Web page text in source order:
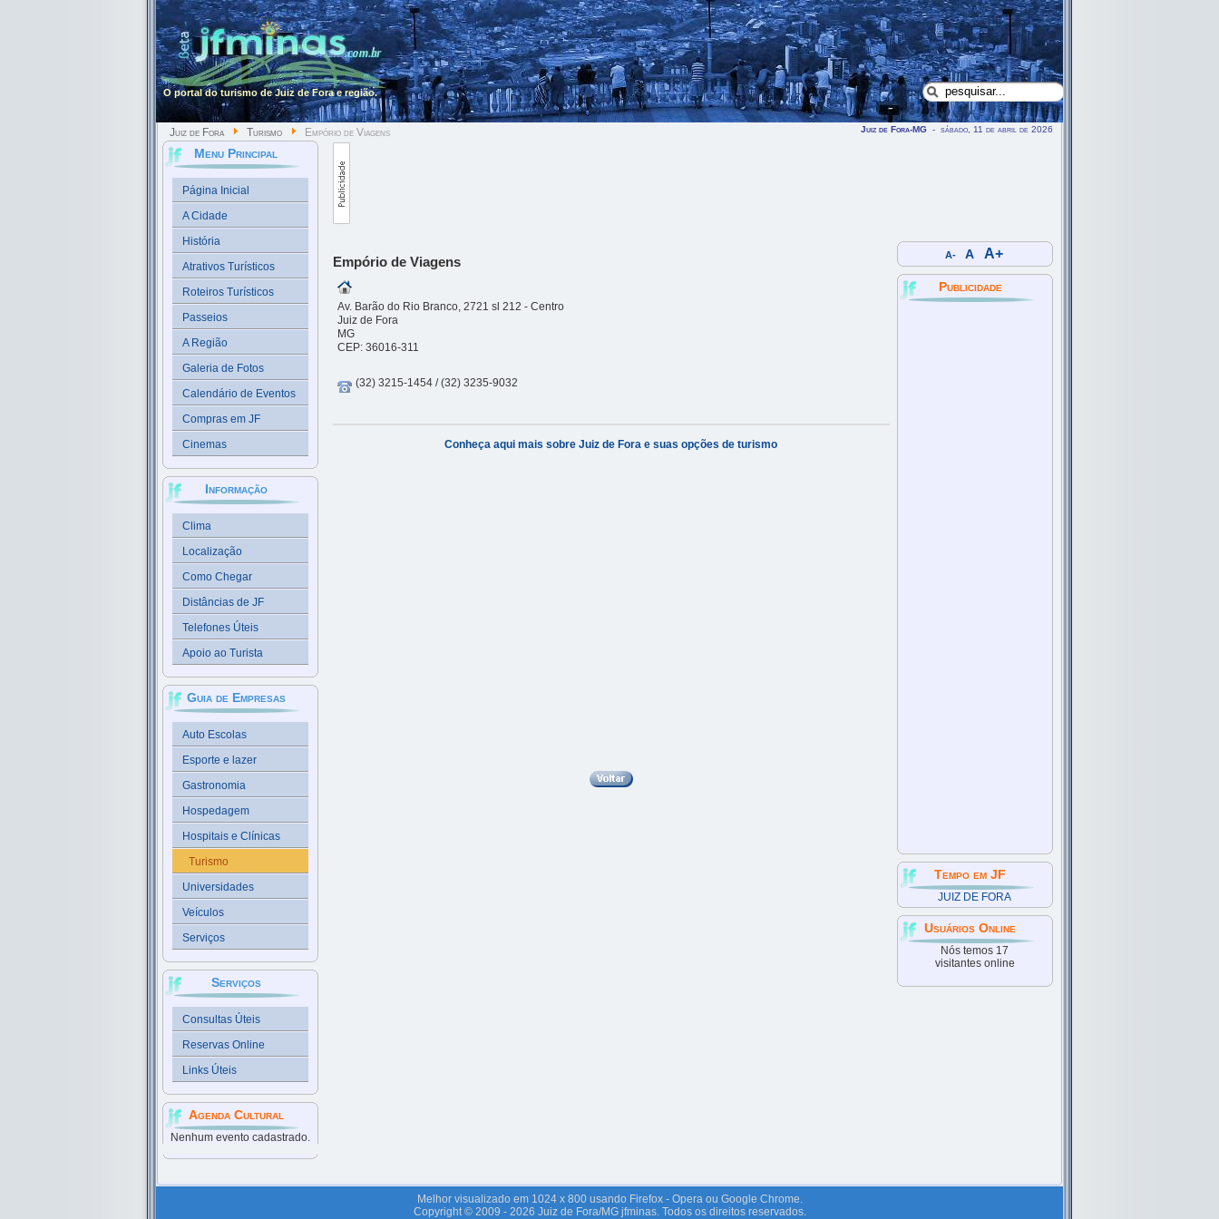
O portal do turismo de Juiz de Fora e região.
Juiz de Fora Turismo Empório de Viagens Juiz de Fora-MG - sábado, 11 de abril de 2026
Menu Principal
Página Inicial
A Cidade
História
Atrativos Turísticos
Roteiros Turísticos
Passeios
A Região
Galeria de Fotos
Calendário de Eventos
Compras em JF
Cinemas
Informação
Clima
Localização
Como Chegar
Distâncias de JF
Telefones Úteis
Apoio ao Turista
Guia de Empresas
Auto Escolas
Esporte e lazer
Gastronomia
Hospedagem
Hospitais e Clínicas
Turismo
Universidades
Veículos
Serviços
Serviços
Consultas Úteis
Reservas Online
Links Úteis
Agenda Cultural
Nenhum evento cadastrado.
Empório de Viagens
Av. Barão do Rio Branco, 2721 sl 212 - Centro
Juiz de Fora
MG
CEP: 36016-311
(32) 3215-1454 / (32) 3235-9032
Conheça aqui mais sobre Juiz de Fora e suas opções de turismo
A- A A+
Publicidade
Tempo em JF
JUIZ DE FORA
Usuários Online
Nós temos 17
visitantes online
Melhor visualizado em 1024 x 800 usando Firefox - Opera ou Google Chrome.
Copyright © 2009 - 2026 Juiz de Fora/MG jfminas. Todos os direitos reservados.